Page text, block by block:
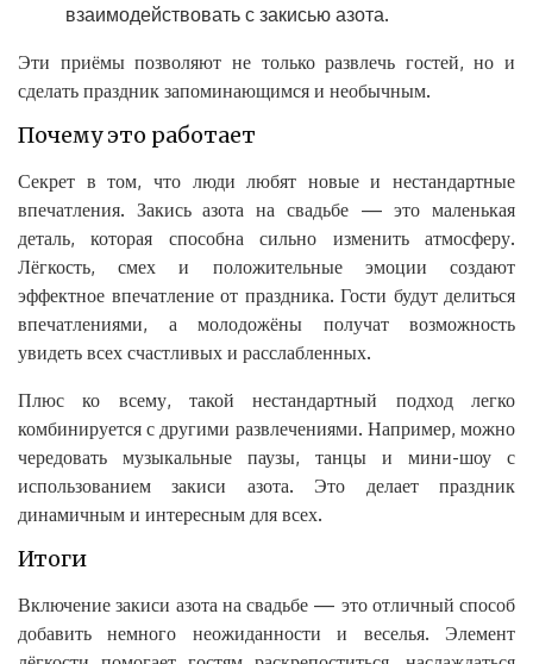
взаимодействовать с закисью азота.
Эти приёмы позволяют не только развлечь гостей, но и
сделать праздник запоминающимся и необычным.
Почему это работает
Секрет в том, что люди любят новые и нестандартные
впечатления. Закись азота на свадьбе — это маленькая
деталь, которая способна сильно изменить атмосферу.
Лёгкость, смех и положительные эмоции создают
эффектное впечатление от праздника. Гости будут делиться
впечатлениями, а молодожёны получат возможность
увидеть всех счастливых и расслабленных.
Плюс ко всему, такой нестандартный подход легко
комбинируется с другими развлечениями. Например, можно
чередовать музыкальные паузы, танцы и мини-шоу с
использованием закиси азота. Это делает праздник
динамичным и интересным для всех.
Итоги
Включение закиси азота на свадьбе — это отличный способ
добавить немного неожиданности и веселья. Элемент